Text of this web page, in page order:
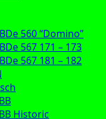
560 “Domino”
567 171 – 173
567 181 – 182
Historic